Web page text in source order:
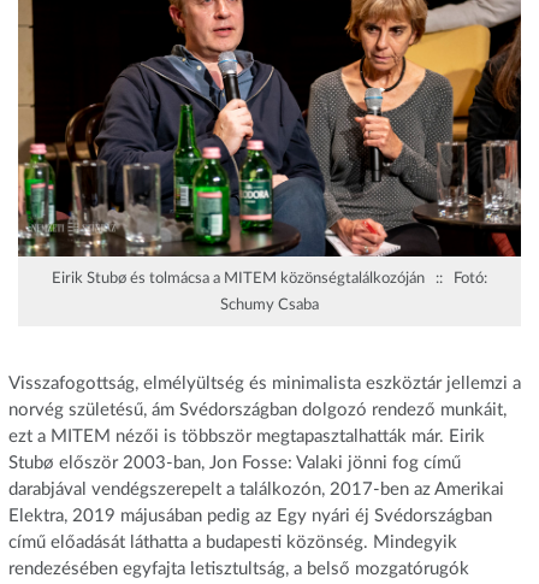
Eirik Stubø és tolmácsa a MITEM közönségtalálkozóján :: Fotó:
Schumy Csaba
Visszafogottság, elmélyültség és minimalista eszköztár jellemzi a
norvég születésű, ám Svédországban dolgozó rendező munkáit,
ezt a MITEM nézői is többször megtapasztalhatták már. Eirik
Stubø először 2003-ban, Jon Fosse: Valaki jönni fog című
darabjával vendégszerepelt a találkozón, 2017-ben az Amerikai
Elektra, 2019 májusában pedig az Egy nyári éj Svédországban
című előadását láthatta a budapesti közönség. Mindegyik
rendezésében egyfajta letisztultság, a belső mozgatórugók